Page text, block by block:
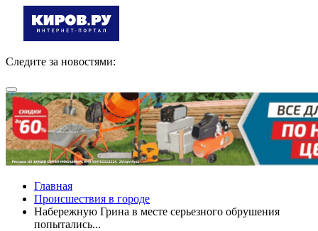
Следите за новостями:
Главная
Происшествия в городе
Набережную Грина в месте серьезного обрушения
попытались...